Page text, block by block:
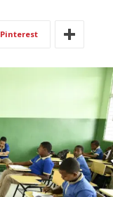
Pinterest